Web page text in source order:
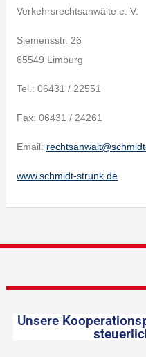
Verkehrsrechtsanwälte e. V.
Siemensstr. 26
65549 Limburg
Tel.: 06431 / 22551
Fax: 06431 / 24261
Email:
www.schmidt-strunk.de
Unsere